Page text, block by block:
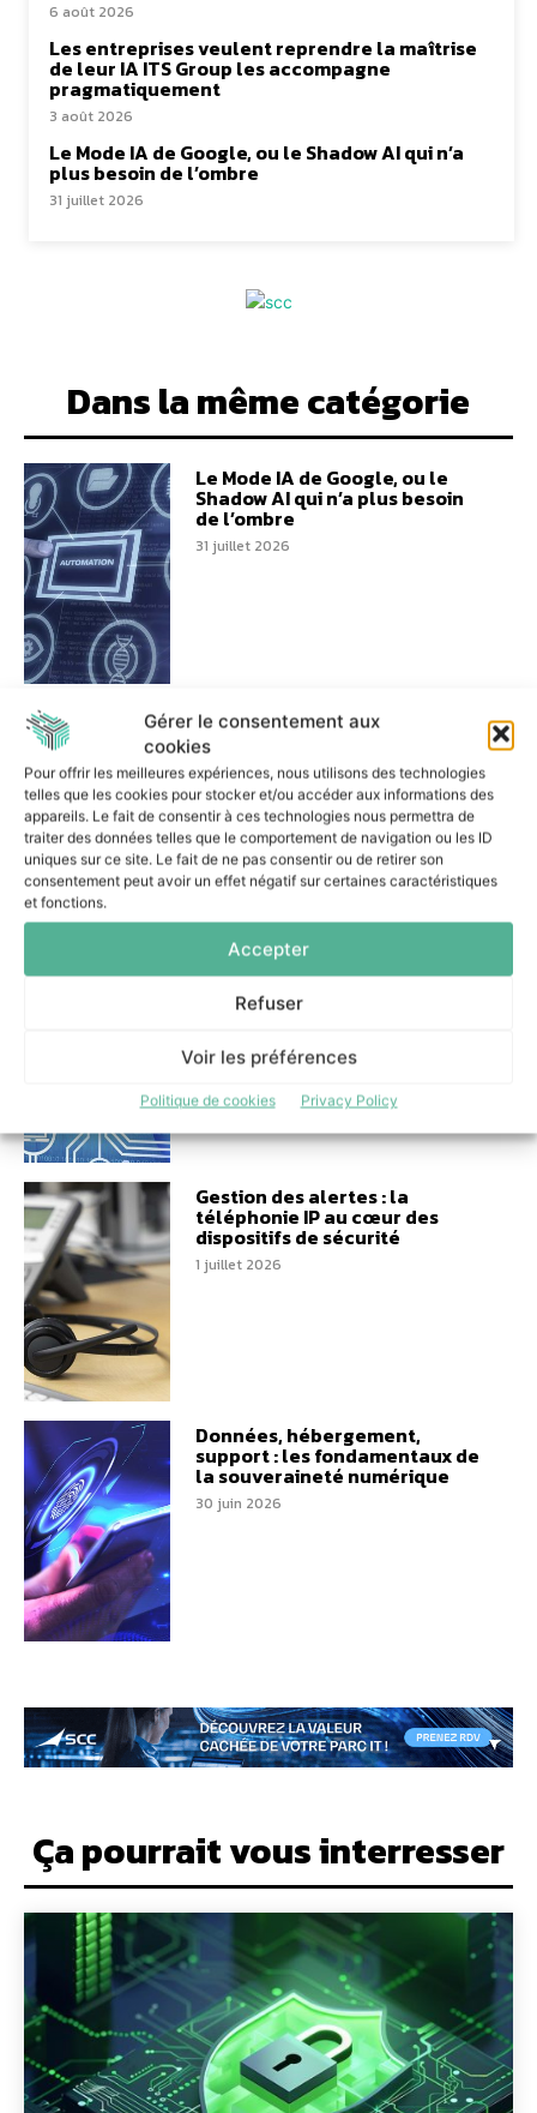
Gérer le consentement aux
cookies
Pour offrir les meilleures expériences, nous utilisons des technologies
telles que les cookies pour stocker et/ou accéder aux informations des
appareils. Le fait de consentir à ces technologies nous permettra de
traiter des données telles que le comportement de navigation ou les ID
uniques sur ce site. Le fait de ne pas consentir ou de retirer son
consentement peut avoir un effet négatif sur certaines caractéristiques
et fonctions.
Accepter
Refuser
Voir les préférences
Politique de cookies Privacy Policy
6 août 2026
Les entreprises veulent reprendre la maîtrise
de leur IA ITS Group les accompagne
pragmatiquement
3 août 2026
Le Mode IA de Google, ou le Shadow AI qui n’a
plus besoin de l’ombre
31 juillet 2026
Dans la même catégorie
Le Mode IA de Google, ou le
Shadow AI qui n’a plus besoin
de l’ombre
31 juillet 2026
Réussir un projet d’IA
agentique : les trois décisions
essentielles
7 juillet 2026
Comment les banques
peuvent-elles encadrer le
Shadow AI ?
Gestion des alertes : la
téléphonie IP au cœur des
dispositifs de sécurité
1 juillet 2026
Données, hébergement,
support : les fondamentaux de
la souveraineté numérique
30 juin 2026
Ça pourrait vous interresser